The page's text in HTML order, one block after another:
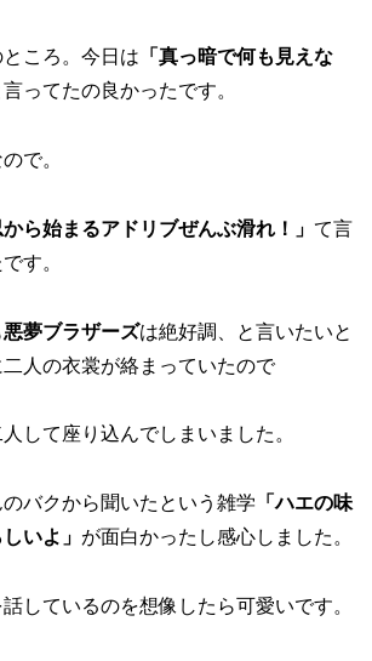
ころ。今日は 「真っ暗で何も見えな
言ってたの良かったです。
で。
から始まるアドリブぜんぶ滑れ！」 て言
す。
悪夢ブラザーズは絶好調、と言いたいと
人の衣裳が絡まっていたので
して座り込んでしまいました。
バクから聞いたという雑学 「ハエの味
いよ」 が面白かったし感心しました。
しているのを想像したら可愛いです。